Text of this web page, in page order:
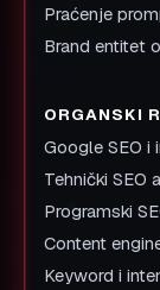
Praćenje
Brand entitet
ORGANSKI
Google SEO i
Tehnički SEO
Programski
Content
Keyword i